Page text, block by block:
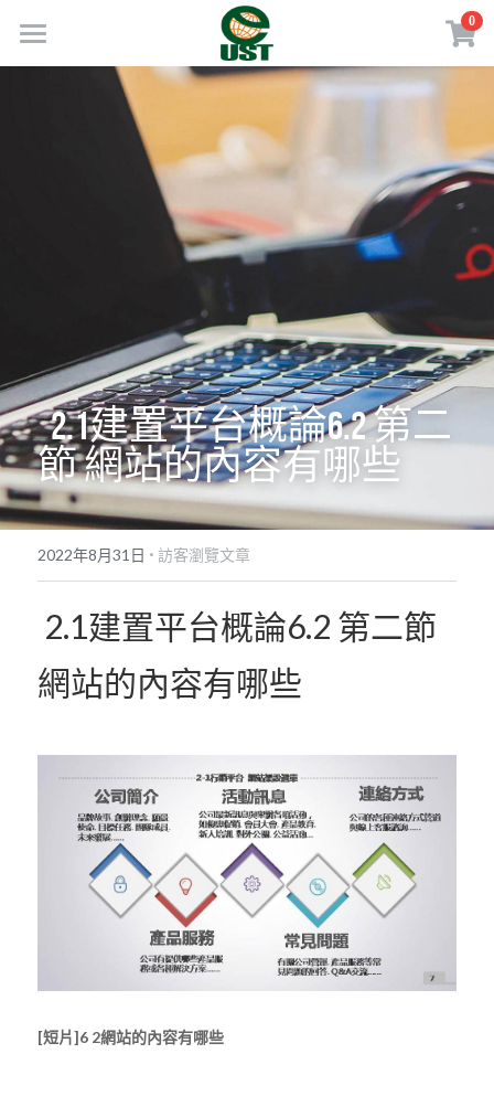
0
Home
免費會員專區
VIP會員專區
歡迎來電
POWERED BY
2.1建置平台概論6.2 第二
節 網站的內容有哪些
2022年8月31日 · 訪客瀏覽文章
2.1建置平台概論6.2 第二節
網站的內容有哪些
[短片]6 2網站的內容有哪些
×
商品分類
所有商品分類